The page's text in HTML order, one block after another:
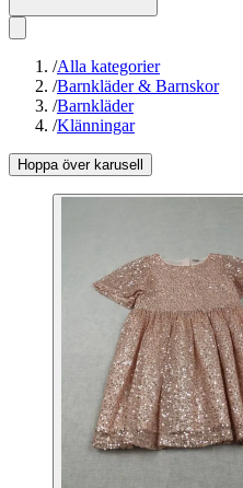
/Alla kategorier
/Barnkläder & Barnskor
/Barnkläder
/Klänningar
Hoppa över karusell